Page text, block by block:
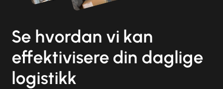
Se hvordan vi kan
effektivisere din daglige
logistikk